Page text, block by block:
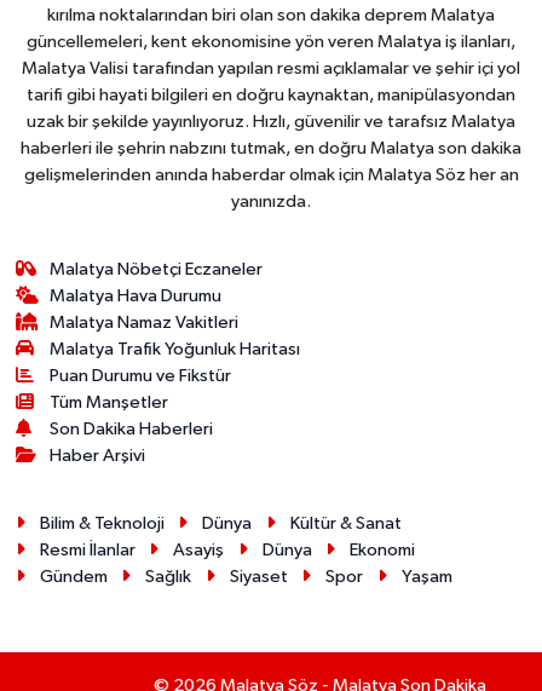
kırılma noktalarından biri olan son dakika deprem Malatya
güncellemeleri, kent ekonomisine yön veren Malatya iş ilanları,
Malatya Valisi tarafından yapılan resmi açıklamalar ve şehir içi yol
tarifi gibi hayati bilgileri en doğru kaynaktan, manipülasyondan
uzak bir şekilde yayınlıyoruz. Hızlı, güvenilir ve tarafsız Malatya
haberleri ile şehrin nabzını tutmak, en doğru Malatya son dakika
gelişmelerinden anında haberdar olmak için Malatya Söz her an
yanınızda.
Malatya Nöbetçi Eczaneler
Malatya Hava Durumu
Malatya Namaz Vakitleri
Malatya Trafik Yoğunluk Haritası
Puan Durumu ve Fikstür
Tüm Manşetler
Son Dakika Haberleri
Haber Arşivi
Bilim & Teknoloji Dünya
Kültür & Sanat
Resmi İlanlar
Asayiş Dünya
Ekonomi
Gündem
Sağlık Siyaset Spor Yaşam
© 2026 Malatya Söz - Malatya Son Dakika